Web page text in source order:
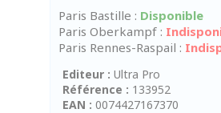
Paris Bastille : Disponible
Paris Oberkampf :
Paris Rennes-Raspail :
Editeur : Ultra Pro
Référence : 133952
EAN : 0074427167370